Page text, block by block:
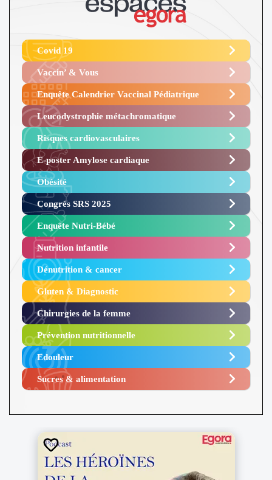
Covid 19
Vaccin’ & Vous
Enquête Calendrier Vaccinal Pédiatrique
Leucodystrophie métachromatique
Risques cardiovasculaires
E-poster Amylose cardiaque ​
Obésité ​
Congrès SRS 2025 ​
Enquête Nutri-Bébé ​
Nutrition infantile
Dénutrition & cancer
Gluten & Diagnostic
Chirurgies de la femme
Prévention nutritionnelle
Edouleur​
Sucres & alimentation​